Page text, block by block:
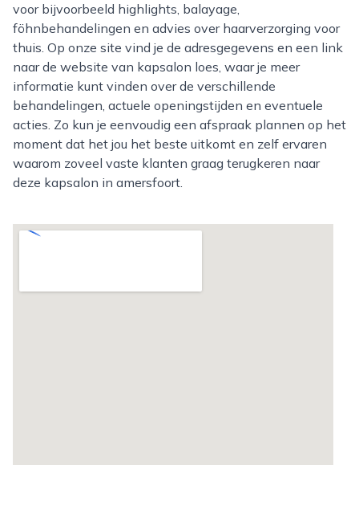
voor bijvoorbeeld highlights, balayage,
föhnbehandelingen en advies over haarverzorging voor
thuis. Op onze site vind je de adresgegevens en een link
naar de website van kapsalon loes, waar je meer
informatie kunt vinden over de verschillende
behandelingen, actuele openingstijden en eventuele
acties. Zo kun je eenvoudig een afspraak plannen op het
moment dat het jou het beste uitkomt en zelf ervaren
waarom zoveel vaste klanten graag terugkeren naar
deze kapsalon in amersfoort.